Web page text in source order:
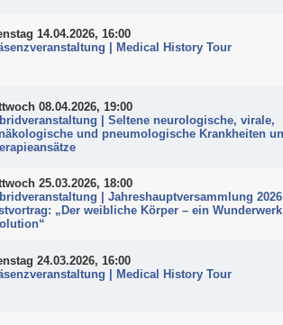
14.04.2026, 16:00
| Medical History Tour
08.04.2026, 19:00
| Seltene neurologische, virale,
und pneumologische Krankheiten
25.03.2026, 18:00
| Jahreshauptversammlung
„Der weibliche Körper – ein
24.03.2026, 16:00
| Medical History Tour